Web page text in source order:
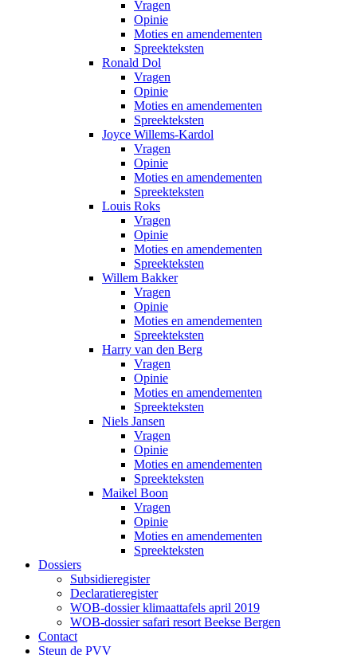
Vragen
Opinie
Moties en amendementen
Spreekteksten
Ronald Dol
Vragen
Opinie
Moties en amendementen
Spreekteksten
Joyce Willems-Kardol
Vragen
Opinie
Moties en amendementen
Spreekteksten
Louis Roks
Vragen
Opinie
Moties en amendementen
Spreekteksten
Willem Bakker
Vragen
Opinie
Moties en amendementen
Spreekteksten
Harry van den Berg
Vragen
Opinie
Moties en amendementen
Spreekteksten
Niels Jansen
Vragen
Opinie
Moties en amendementen
Spreekteksten
Maikel Boon
Vragen
Opinie
Moties en amendementen
Spreekteksten
Dossiers
Subsidieregister
Declaratieregister
WOB-dossier klimaattafels april 2019
WOB-dossier safari resort Beekse Bergen
Contact
Steun de PVV